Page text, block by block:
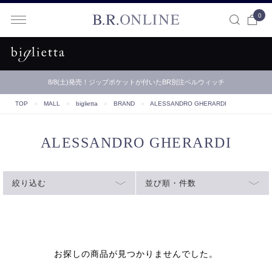
0
8/8(土)発売！ジップポケットが付いたBR別注ベルウィッチ
TOP ＞ MALL ＞ biglietta ＞ BRAND ＞ ALESSANDRO GHERARDI
ALESSANDRO GHERARDI
絞り込む 並び順・件数
お探しの商品が見つかりませんでした。